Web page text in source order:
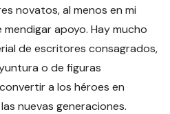
novatos, al menos en mi
apoyo. Hay mucho
de escritores consagrados,
o de figuras
a los héroes en
nuevas generaciones.